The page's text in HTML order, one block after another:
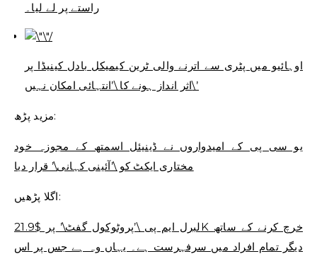
راستے پر لے لیا۔
اوہائیو میں پٹری سے اترنے والی ٹرین کیمیکل بادل کینیڈا پر
اثر انداز ہونے کا \’انتہائی امکان نہیں\’
مزید پڑھ:
یو سی پی کے امیدواروں نے ڈینیئل اسمتھ کے مجوزہ خود
مختاری ایکٹ کو \’آئینی کہانی\’ قرار دیا
اگلا پڑھیں:
لبرل ایم پی \’پروٹوکول گفٹ\’ پر $21.9K خرچ کرنے کے ساتھ
دیگر تمام افراد میں سرفہرست ہے۔ یہاں وہ ہے جس پر اس